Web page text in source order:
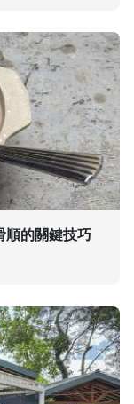
順的關鍵技巧